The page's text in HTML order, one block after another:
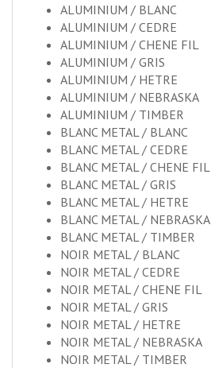
ALUMINIUM / BLANC
ALUMINIUM / CEDRE
ALUMINIUM / CHENE FIL
ALUMINIUM / GRIS
ALUMINIUM / HETRE
ALUMINIUM / NEBRASKA
ALUMINIUM / TIMBER
BLANC METAL / BLANC
BLANC METAL / CEDRE
BLANC METAL / CHENE FIL
BLANC METAL / GRIS
BLANC METAL / HETRE
BLANC METAL / NEBRASKA
BLANC METAL / TIMBER
NOIR METAL / BLANC
NOIR METAL / CEDRE
NOIR METAL / CHENE FIL
NOIR METAL / GRIS
NOIR METAL / HETRE
NOIR METAL / NEBRASKA
NOIR METAL / TIMBER